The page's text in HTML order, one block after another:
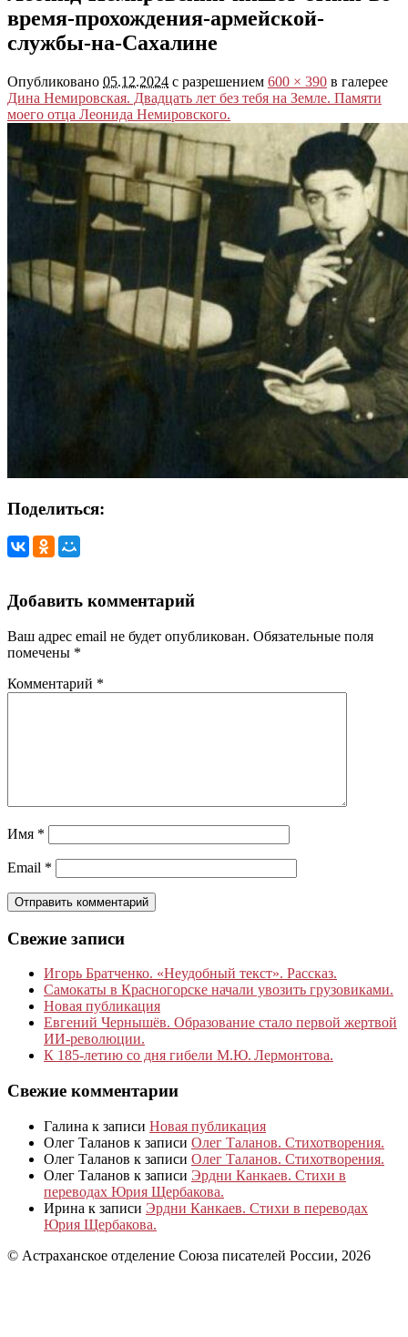
время-прохождения-армейской-
службы-на-Сахалине
Опубликовано 05.12.2024 с разрешением 600 × 390 в галерее
Дина Немировская. Двадцать лет без тебя на Земле. Памяти
моего отца Леонида Немировского.
Поделиться:
Добавить комментарий
Ваш адрес email не будет опубликован. Обязательные поля
помечены *
Комментарий *
Имя *
Email *
Свежие записи
Игорь Братченко. «Неудобный текст». Рассказ.
Самокаты в Красногорске начали увозить грузовиками.
Новая публикация
Евгений Чернышёв. Образование стало первой жертвой
ИИ-революции.
К 185‑летию со дня гибели М.Ю. Лермонтова.
Свежие комментарии
Галина к записи Новая публикация
Олег Таланов к записи Олег Таланов. Стихотворения.
Олег Таланов к записи Олег Таланов. Стихотворения.
Олег Таланов к записи Эрдни Канкаев. Стихи в
переводах Юрия Щербакова.
Ирина к записи Эрдни Канкаев. Стихи в переводах
Юрия Щербакова.
© Астраханское отделение Союза писателей России, 2026